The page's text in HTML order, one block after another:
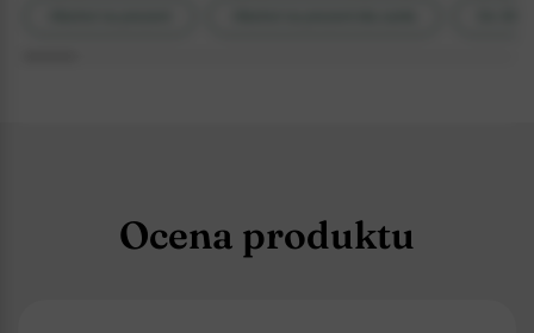
Ocena produktu